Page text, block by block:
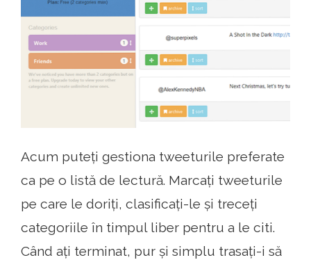
Acum puteți gestiona tweeturile preferate
ca pe o listă de lectură. Marcați tweeturile
pe care le doriți, clasificați-le și treceți
categoriile în timpul liber pentru a le citi.
Când ați terminat, pur și simplu trasați-i să